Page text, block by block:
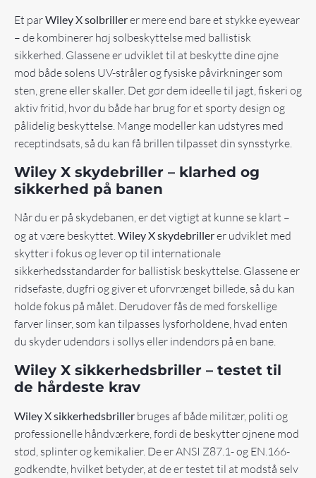
Et parWiley X solbrillerer mere end bare et stykke eyewear
– de kombinerer høj solbeskyttelse med ballistisk
sikkerhed. Glassene er udviklet til at beskytte dine øjne
mod både solens UV-stråler og fysiske påvirkninger som
sten, grene eller skaller. Det gør dem ideelle til jagt, fiskeri og
aktiv fritid, hvor du både har brug for et sporty design og
pålidelig beskyttelse. Mange modeller kan udstyres med
receptindsats, så du kan få brillen tilpasset din synsstyrke.
Wiley X skydebriller – klarhed og
sikkerhed på banen
Når du er på skydebanen, er det vigtigt at kunne se klart –
og at være beskyttet. Wiley X skydebrillerer udviklet med
skytter i fokus og lever op til internationale
sikkerhedsstandarder for ballistisk beskyttelse. Glassene er
ridsefaste, dugfri og giver et uforvrænget billede, så du kan
holde fokus på målet. Derudover fås de med forskellige
farver linser, som kan tilpasses lysforholdene, hvad enten
du skyder udendørs i sollys eller indendørs på en bane.
Wiley X sikkerhedsbriller – testet til
de hårdeste krav
Wiley X sikkerhedsbriller bruges af både militær, politi og
professionelle håndværkere, fordi de beskytter øjnene mod
stød, splinter og kemikalier. De er ANSI Z87.1- og EN.166-
godkendte, hvilket betyder, at de er testet til at modstå selv